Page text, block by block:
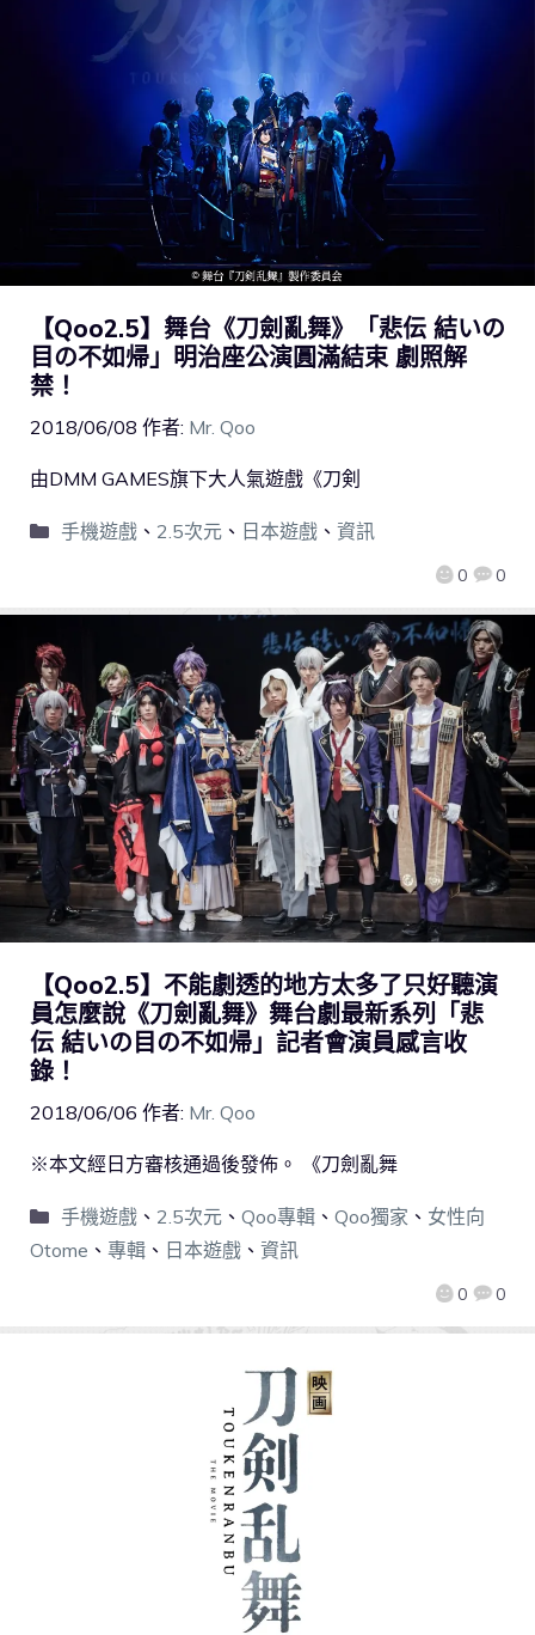
【Qoo2.5】舞台《刀劍亂舞》「悲伝 結いの
目の不如帰」明治座公演圓滿結束 劇照解
禁！
2018/06/08 作者: Mr. Qoo
0 0
由DMM GAMES旗下大人氣遊戲《刀剣
手機遊戲、 2.5次元、 日本遊戲、 資訊
【Qoo2.5】不能劇透的地方太多了只好聽演
員怎麼說《刀劍亂舞》舞台劇最新系列「悲
伝 結いの目の不如帰」記者會演員感言收
錄！
2018/06/06 作者: Mr. Qoo
0 0
※本文經日方審核通過後發佈。 《刀劍亂舞
手機遊戲、 2.5次元、 Qoo專輯、 Qoo獨家 、 女性向
Otome 、 專輯 、 日本遊戲 、 資訊